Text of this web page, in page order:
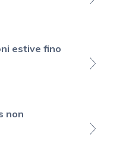
estive fino
non